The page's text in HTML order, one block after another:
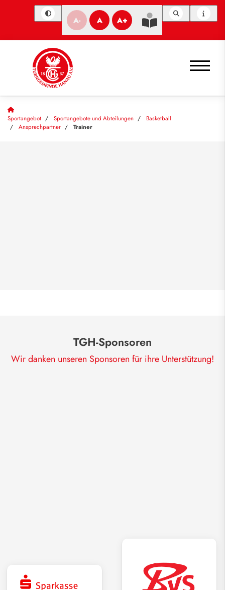
A- A A+
Sportangebot Sportangebote und Abteilungen
Basketball
Ansprechpartner
Trainer
TGH-Sponsoren
Wir danken unseren Sponsoren für ihre Unterstützung!